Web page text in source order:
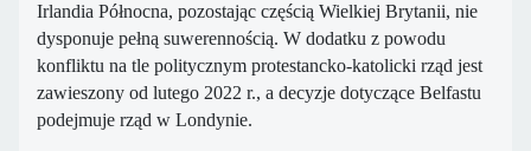
Irlandia Północna, pozostając częścią Wielkiej Brytanii, nie
dysponuje pełną suwerennością. W dodatku z powodu
konfliktu na tle politycznym protestancko-katolicki rząd jest
zawieszony od lutego 2022 r., a decyzje dotyczące Belfastu
podejmuje rząd w Londynie.